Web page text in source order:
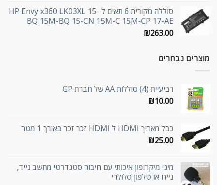
סוללה מקורית 6 תאים ל HP Envy x360 LK03XL 15-
BQ 15M-BQ 15-CN 15M-C 15M-CP 17-AE
₪263.00
מוצרים נבחרים
רביעיית (4) סוללות AA של חברת GP
₪10.00
כבל מאריך HDMI ל HDMI זכר זכר באורך 1 מטר
₪25.00
מיני מיקרופון איכותי עם חיבור סטנדרטי מחשב נייד,
נייח או טלפון סלולרי